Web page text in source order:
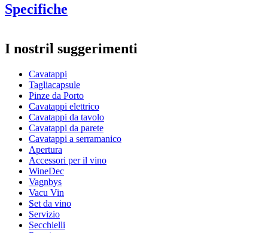
Specifiche
Numero di prodotto121011
Dimensioni (LxAxP cm)
Altezza (cm)12
Larghezza (cm)0.21
Peso (kg)0.2
Profondità (cm)0.1
I nostril suggerimenti
Cavatappi
Tagliacapsule
Pinze da Porto
Cavatappi elettrico
Cavatappi da tavolo
Cavatappi da parete
Cavatappi a serramanico
Apertura
Accessori per il vino
WineDec
Vagnbys
Vacu Vin
Set da vino
Servizio
Secchielli